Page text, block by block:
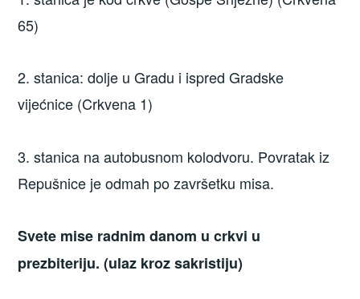
65)
2. stanica: dolje u Gradu i ispred Gradske
vijećnice (Crkvena 1)
3. stanica na autobusnom kolodvoru. Povratak iz
Repušnice je odmah po završetku misa.
Svete mise radnim danom u crkvi u
prezbiteriju. (ulaz kroz sakristiju)